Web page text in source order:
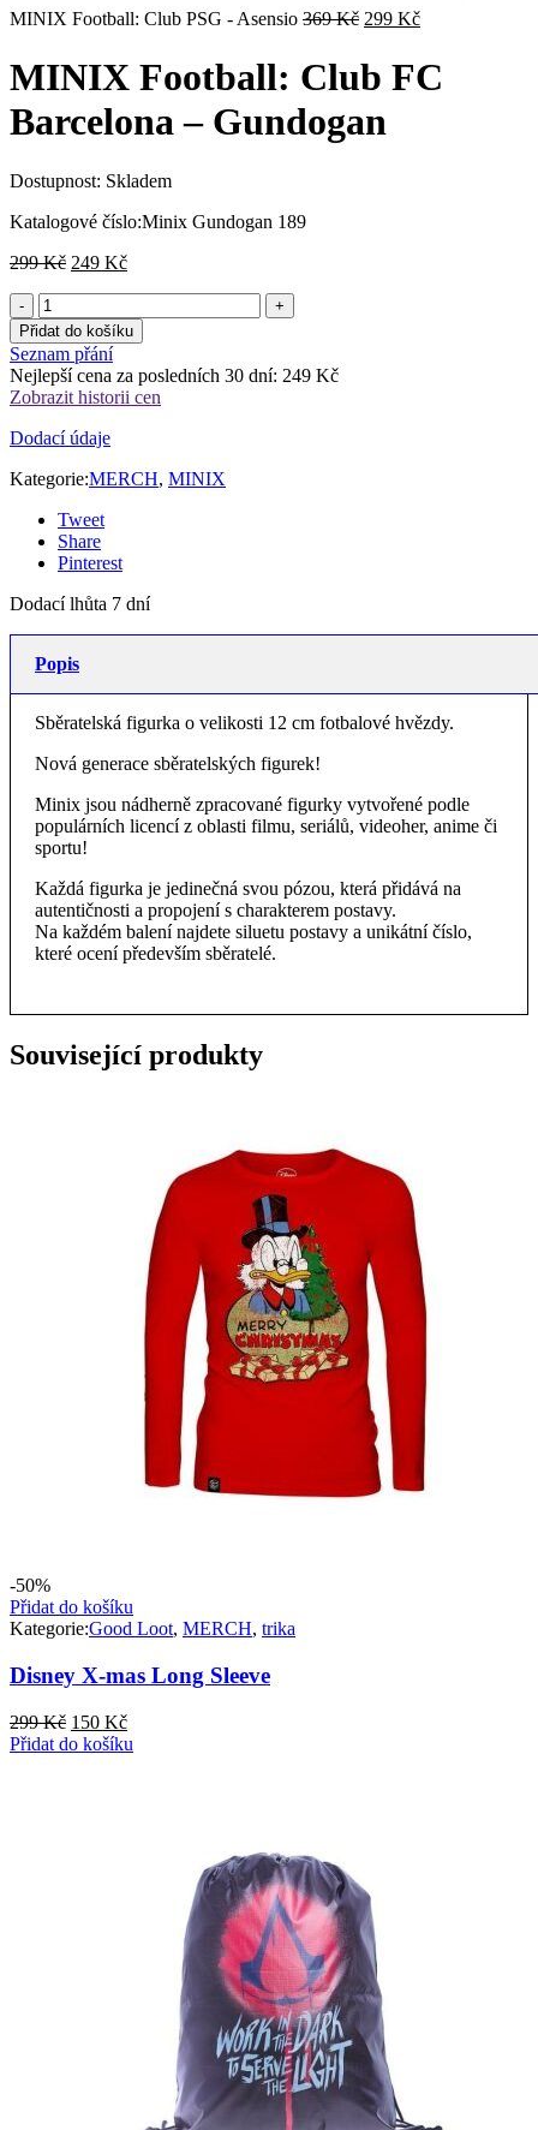
MINIX Football: Club PSG - Asensio 369Kč Původní
byla:
369 Kč.
299 KčAktuální
je:
299 Kč.
MINIX Football: Club FC
Barcelona – Gundogan
Dostupnost: Skladem
Katalogové číslo:Minix Gundogan 189
299Kč Původní
299 Kč.
249 KčAktuální
249 Kč.
Přidat do košíku
Seznam přání
Nejlepší cena za posledních 30 dní: 249 Kč
Zobrazit historii cen
Dodací údaje
Kategorie:MERCH, MINIX
Tweet
Share
Pinterest
Dodací lhůta 7 dní
Popis
Sběratelská figurka o velikosti 12 cm fotbalové hvězdy.
Nová generace sběratelských figurek!
Minix jsou nádherně zpracované figurky vytvořené podle
populárních licencí z oblasti filmu, seriálů, videoher, anime či
sportu!
Každá figurka je jedinečná svou pózou, která přidává na
autentičnosti a propojení s charakterem postavy.
Na každém balení najdete siluetu postavy a unikátní číslo,
které ocení především sběratelé.
Související produkty
-50%
Přidat do košíku
Kategorie:Good Loot, MERCH, trika
Disney X-mas Long Sleeve
299Kč Původní
cena
150 KčAktuální
cena
Přidat do košíku